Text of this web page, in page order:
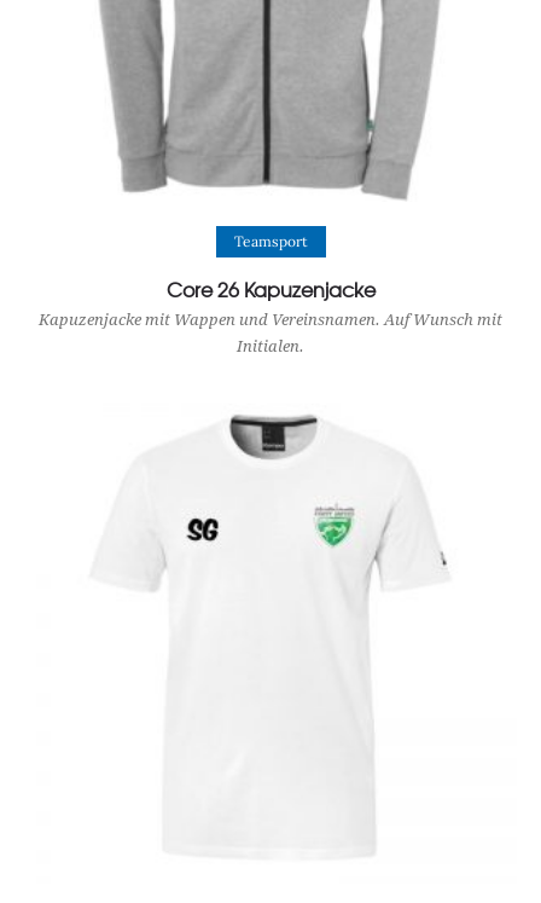
View Product
Teamsport
Core 26 Kapuzenjacke
Kapuzenjacke mit Wappen und Vereinsnamen. Auf Wunsch mit
Initialen.